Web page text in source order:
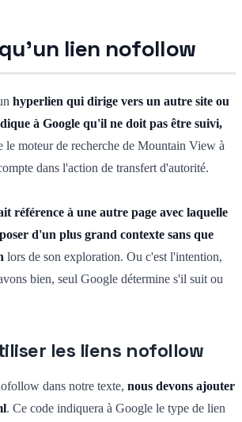
lien nofollow
hyperlien qui dirige vers un autre site ou
à Google qu'il ne doit pas être suivi,
le moteur de recherche de Mountain View à
dans l'action de transfert d'autorité.
référence à une autre page avec laquelle
d'un plus grand contexte sans que
lors de son exploration. Ou c'est l'intention,
bien, seul Google détermine s'il suit ou
les liens nofollow
dans notre texte, nous devons ajouter
. Ce code indiquera à Google le type de lien